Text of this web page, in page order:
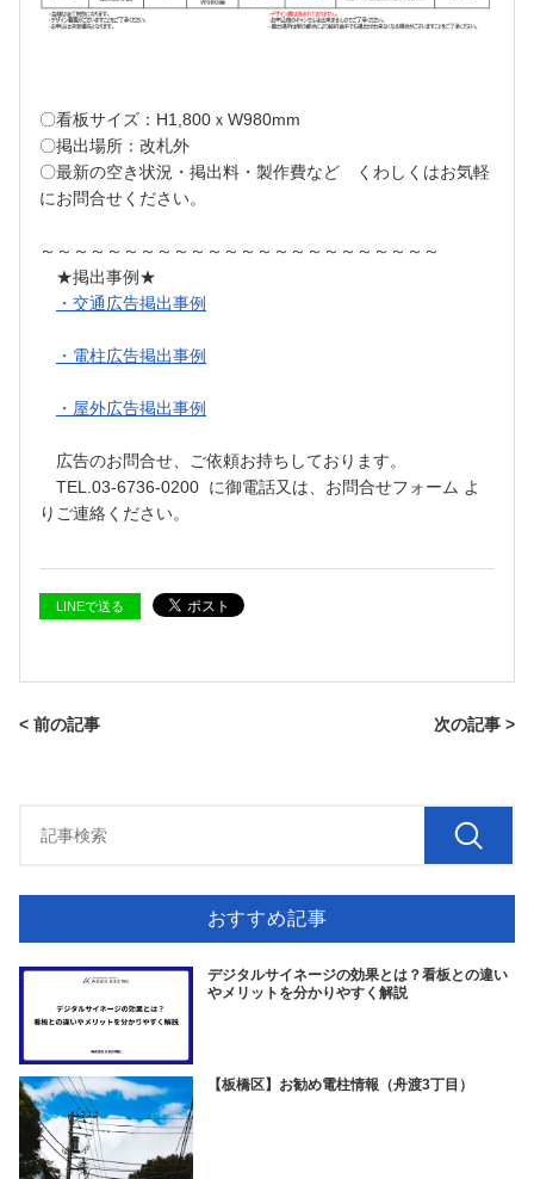
〇看板サイズ：H1,800ｘW980mm
〇掲出場所：改札外
〇最新の空き状況・掲出料・製作費など くわしくはお気軽
にお問合せください。
～～～～～～～～～～～～～～～～～～～～～～～～
★掲出事例★
・交通広告掲出事例
・電柱広告掲出事例
・屋外広告掲出事例
広告のお問合せ、ご依頼お持ちしております。
TEL.03-6736-0200 に御電話又は、お問合せフォーム よ
りご連絡ください。
LINEで送る
< 前の記事 次の記事 >
おすすめ記事
デジタルサイネージの効果とは？看板との違い
やメリットを分かりやすく解説
【板橋区】お勧め電柱情報（舟渡3丁目）